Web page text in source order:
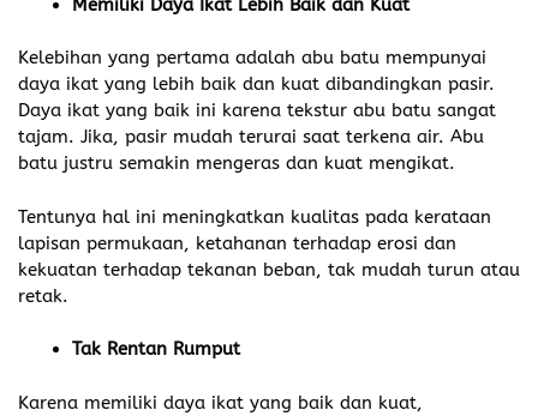
Memiliki Daya Ikat Lebih Baik dan Kuat
Kelebihan yang pertama adalah abu batu mempunyai
daya ikat yang lebih baik dan kuat dibandingkan pasir.
Daya ikat yang baik ini karena tekstur abu batu sangat
tajam. Jika, pasir mudah terurai saat terkena air. Abu
batu justru semakin mengeras dan kuat mengikat.
Tentunya hal ini meningkatkan kualitas pada kerataan
lapisan permukaan, ketahanan terhadap erosi dan
kekuatan terhadap tekanan beban, tak mudah turun atau
retak.
Tak Rentan Rumput
Karena memiliki daya ikat yang baik dan kuat,